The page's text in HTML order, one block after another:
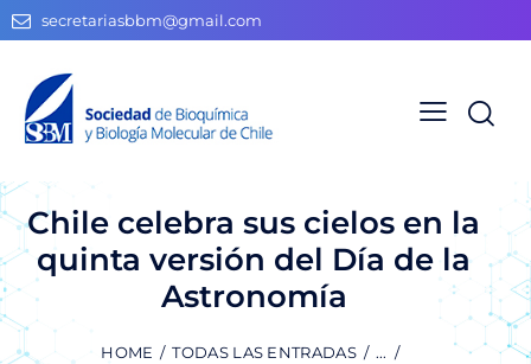
secretariasbbm@gmail.com
Chile celebra sus cielos en la
quinta versión del Día de la
Astronomía
HOME TODAS LAS ENTRADAS
...